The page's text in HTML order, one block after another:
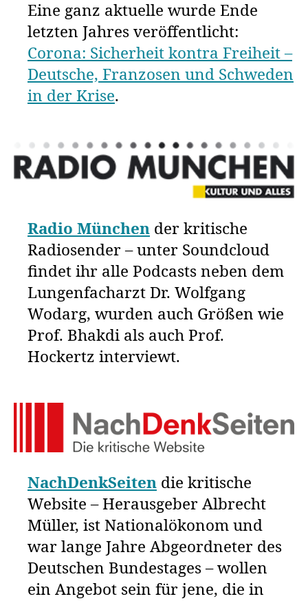
Eine ganz aktuelle wurde Ende
letzten Jahres veröffentlicht:
Corona: Sicherheit kontra Freiheit –
Deutsche, Franzosen und Schweden
in der Krise.
Radio München der kritische
Radiosender – unter Soundcloud
findet ihr alle Podcasts neben dem
Lungenfacharzt Dr. Wolfgang
Wodarg, wurden auch Größen wie
Prof. Bhakdi als auch Prof.
Hockertz interviewt.
NachDenkSeiten die kritische
Website – Herausgeber Albrecht
Müller, ist Nationalökonom und
war lange Jahre Abgeordneter des
Deutschen Bundestages – wollen
ein Angebot sein für jene, die in